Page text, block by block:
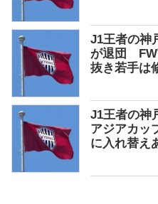
J1王者の神
が退団 FW
抜き若手は
J1王者の神
アジアカ
に入れ替え